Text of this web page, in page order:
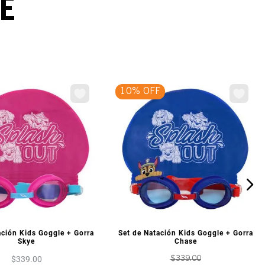
PREVIA
Kids Goggle + Gorra
Skye
$339.00
10% OFF
VISTA PREVIA
Set de Natación Kids Goggle + Gorra
Chase
$339.00